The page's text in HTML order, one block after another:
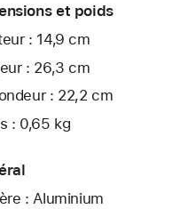
et poids
: 14,9 cm
: 26,3 cm
: 22,2 cm
: 0,65 kg
: Aluminium